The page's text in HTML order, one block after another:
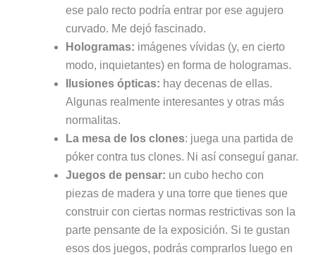
ese palo recto podría entrar por ese agujero
curvado. Me dejó fascinado.
Hologramas: imágenes vívidas (y, en cierto
modo, inquietantes) en forma de hologramas.
Ilusiones ópticas: hay decenas de ellas.
Algunas realmente interesantes y otras más
normalitas.
La mesa de los clones: juega una partida de
póker contra tus clones. Ni así conseguí ganar.
Juegos de pensar: un cubo hecho con
piezas de madera y una torre que tienes que
construir con ciertas normas restrictivas son la
parte pensante de la exposición. Si te gustan
esos dos juegos, podrás comprarlos luego en